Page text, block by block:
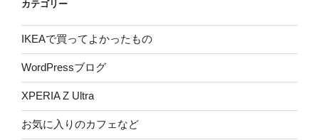
カテゴリー
IKEAで買ってよかったもの
WordPressブログ
XPERIA Z Ultra
お気に入りのカフェなど